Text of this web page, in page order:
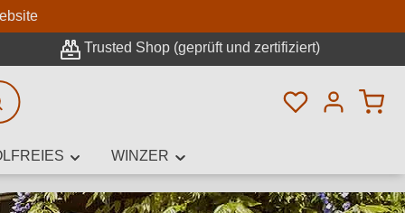
Trusted Shop (geprüft und zertifiziert)
Du hast 0
WINZER
Suche